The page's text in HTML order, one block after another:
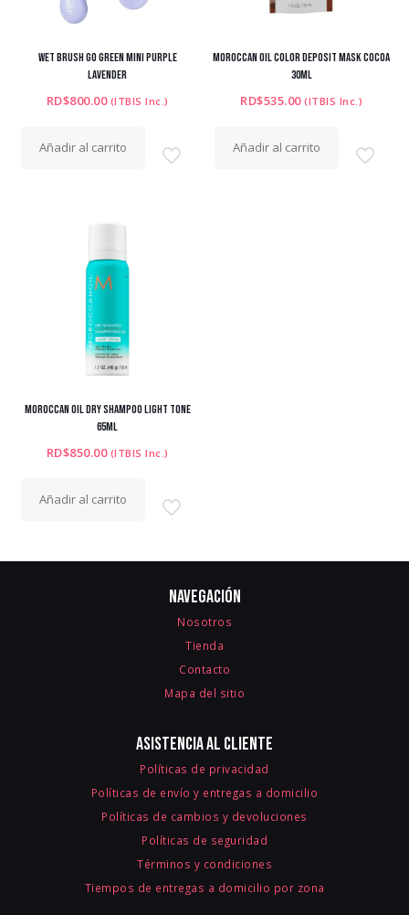
WET BRUSH GO GREEN MINI PURPLE
LAVENDER
RD$800.00 (ITBIS Inc.)
Añadir al carrito
MOROCCAN OIL COLOR DEPOSIT MASK COCOA
30ML
RD$535.00 (ITBIS Inc.)
Añadir al carrito
MOROCCAN OIL DRY SHAMPOO LIGHT TONE
65ML
RD$850.00 (ITBIS Inc.)
Añadir al carrito
Navegación
Nosotros
Tienda
Contacto
Mapa del sitio
Asistencia al cliente
Políticas de privacidad
Políticas de envío y entregas a domicilio
Políticas de cambios y devoluciones
Políticas de seguridad
Términos y condiciones
Tiempos de entregas a domicilio por zona